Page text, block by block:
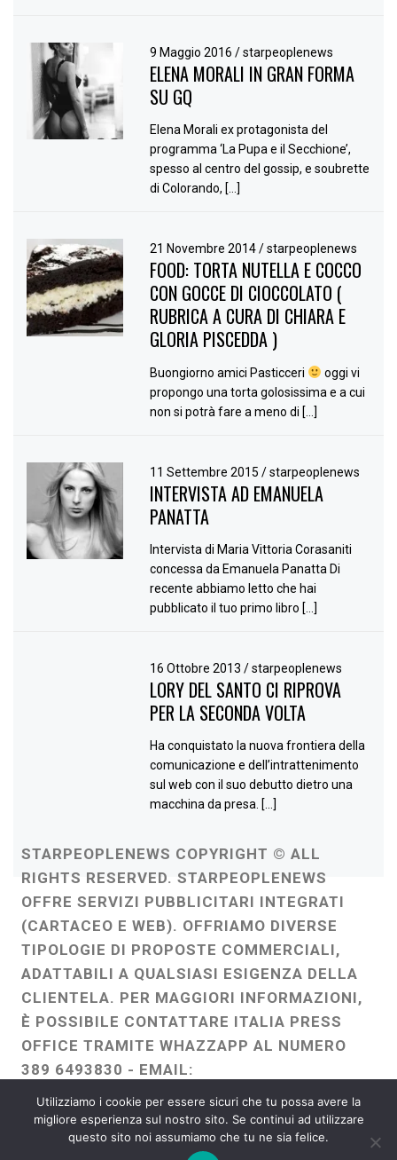
9 Maggio 2016/ starpeoplenews
ELENA MORALI IN GRAN FORMA
SU GQ
Elena Morali ex protagonista del
programma ‘La Pupa e il Secchione’,
spesso al centro del gossip, e soubrette
di Colorando, […]
21 Novembre 2014/ starpeoplenews
FOOD: TORTA NUTELLA E COCCO
CON GOCCE DI CIOCCOLATO (
RUBRICA A CURA DI CHIARA E
GLORIA PISCEDDA )
Buongiorno amici Pasticceri
oggi vi
propongo una torta golosissima e a cui
non si potrà fare a meno di […]
11 Settembre 2015/ starpeoplenews
INTERVISTA AD EMANUELA
PANATTA
Intervista di Maria Vittoria Corasaniti
concessa da Emanuela Panatta Di
recente abbiamo letto che hai
pubblicato il tuo primo libro […]
16 Ottobre 2013/ starpeoplenews
LORY DEL SANTO CI RIPROVA
PER LA SECONDA VOLTA
Ha conquistato la nuova frontiera della
comunicazione e dell’intrattenimento
sul web con il suo debutto dietro una
macchina da presa. […]
STARPEOPLENEWS COPYRIGHT © ALL
RIGHTS RESERVED. STARPEOPLENEWS
OFFRE SERVIZI PUBBLICITARI INTEGRATI
(CARTACEO E WEB). OFFRIAMO DIVERSE
TIPOLOGIE DI PROPOSTE COMMERCIALI,
ADATTABILI A QUALSIASI ESIGENZA DELLA
CLIENTELA. PER MAGGIORI INFORMAZIONI,
È POSSIBILE CONTATTARE ITALIA PRESS
OFFICE TRAMITE WHAZZAPP AL NUMERO
389 6493830 - EMAIL:
ITALIAPRESSOFFICE@GMAIL.COM
WEBMASTER :FRANCESCO GENTILE
FREELANCE
Utilizziamo i cookie per essere sicuri che tu possa avere la
migliore esperienza sul nostro sito. Se continui ad utilizzare
questo sito noi assumiamo che tu ne sia felice.